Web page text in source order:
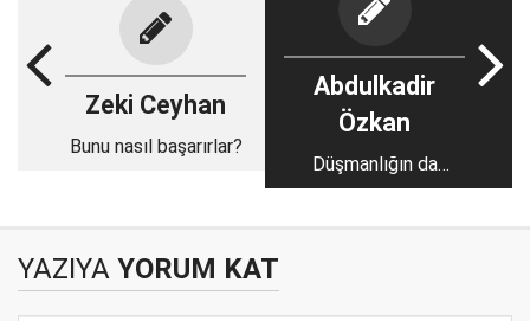
Zeki Ceyhan
Bunu nasıl başarırlar?
Abdulkadir
Özkan
Düşmanlığın da
ölçüsü olmalı!..
YAZIYA YORUM KAT